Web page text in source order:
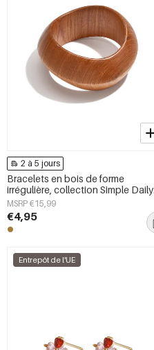
2 à 5 jours
Bracelets en bois de forme
irrégulière, collection Simple Daily
Simple, bijoux pour femmes
MSRP €15,99
€4,95
Entrepôt de l'UE